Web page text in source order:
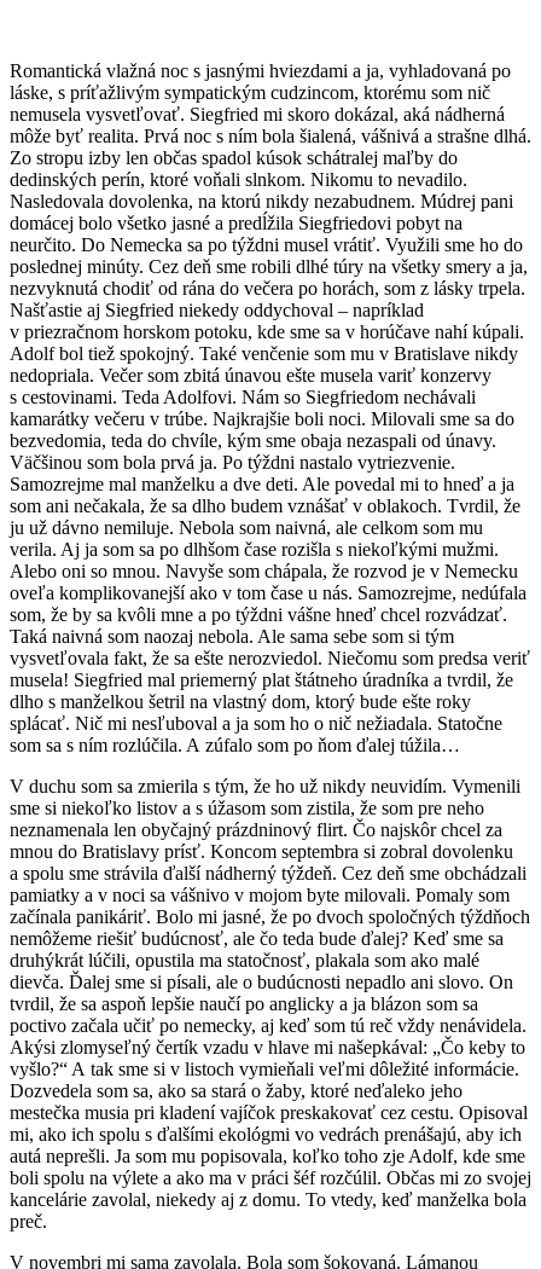
Romantická vlažná noc s jasnými hviezdami a ja, vyhladovaná po
láske, s príťažlivým sympatickým cudzincom, ktorému som nič
nemusela vysvetľovať. Siegfried mi skoro dokázal, aká nádherná
môže byť realita. Prvá noc s ním bola šialená, vášnivá a strašne dlhá.
Zo stropu izby len občas spadol kúsok schátralej maľby do
dedinských perín, ktoré voňali slnkom. Nikomu to nevadilo.
Nasledovala dovolenka, na ktorú nikdy nezabudnem. Múdrej pani
domácej bolo všetko jasné a predĺžila Siegfriedovi pobyt na
neurčito. Do Nemecka sa po týždni musel vrátiť. Využili sme ho do
poslednej minúty. Cez deň sme robili dlhé túry na všetky smery a ja,
nezvyknutá chodiť od rána do večera po horách, som z lásky trpela.
Našťastie aj Siegfried niekedy oddychoval – napríklad
v priezračnom horskom potoku, kde sme sa v horúčave nahí kúpali.
Adolf bol tiež spokojný. Také venčenie som mu v Bratislave nikdy
nedopriala. Večer som zbitá únavou ešte musela variť konzervy
s cestovinami. Teda Adolfovi. Nám so Siegfriedom nechávali
kamarátky večeru v trúbe. Najkrajšie boli noci. Milovali sme sa do
bezvedomia, teda do chvíle, kým sme obaja nezaspali od únavy.
Väčšinou som bola prvá ja. Po týždni nastalo vytriezvenie.
Samozrejme mal manželku a dve deti. Ale povedal mi to hneď a ja
som ani nečakala, že sa dlho budem vznášať v oblakoch. Tvrdil, že
ju už dávno nemiluje. Nebola som naivná, ale celkom som mu
verila. Aj ja som sa po dlhšom čase rozišla s niekoľkými mužmi.
Alebo oni so mnou. Navyše som chápala, že rozvod je v Nemecku
oveľa komplikovanejší ako v tom čase u nás. Samozrejme, nedúfala
som, že by sa kvôli mne a po týždni vášne hneď chcel rozvádzať.
Taká naivná som naozaj nebola. Ale sama sebe som si tým
vysvetľovala fakt, že sa ešte nerozviedol. Niečomu som predsa veriť
musela! Siegfried mal priemerný plat štátneho úradníka a tvrdil, že
dlho s manželkou šetril na vlastný dom, ktorý bude ešte roky
splácať. Nič mi nesľuboval a ja som ho o nič nežiadala. Statočne
som sa s ním rozlúčila. A zúfalo som po ňom ďalej túžila…
V duchu som sa zmierila s tým, že ho už nikdy neuvidím. Vymenili
sme si niekoľko listov a s úžasom som zistila, že som pre neho
neznamenala len obyčajný prázdninový flirt. Čo najskôr chcel za
mnou do Bratislavy prísť. Koncom septembra si zobral dovolenku
a spolu sme strávila ďalší nádherný týždeň. Cez deň sme obchádzali
pamiatky a v noci sa vášnivo v mojom byte milovali. Pomaly som
začínala panikáriť. Bolo mi jasné, že po dvoch spoločných týždňoch
nemôžeme riešiť budúcnosť, ale čo teda bude ďalej? Keď sme sa
druhýkrát lúčili, opustila ma statočnosť, plakala som ako malé
dievča. Ďalej sme si písali, ale o budúcnosti nepadlo ani slovo. On
tvrdil, že sa aspoň lepšie naučí po anglicky a ja blázon som sa
poctivo začala učiť po nemecky, aj keď som tú reč vždy nenávidela.
Akýsi zlomyseľný čertík vzadu v hlave mi našepkával: „Čo keby to
vyšlo?“ A tak sme si v listoch vymieňali veľmi dôležité informácie.
Dozvedela som sa, ako sa stará o žaby, ktoré neďaleko jeho
mestečka musia pri kladení vajíčok preskakovať cez cestu. Opisoval
mi, ako ich spolu s ďalšími ekológmi vo vedrách prenášajú, aby ich
autá neprešli. Ja som mu popisovala, koľko toho zje Adolf, kde sme
boli spolu na výlete a ako ma v práci šéf rozčúlil. Občas mi zo svojej
kancelárie zavolal, niekedy aj z domu. To vtedy, keď manželka bola
preč.
V novembri mi sama zavolala. Bola som šokovaná. Lámanou